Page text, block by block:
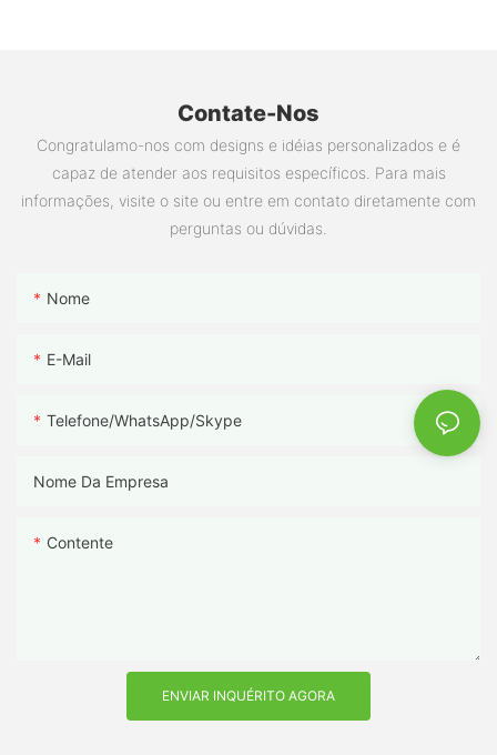
Contate-Nos
Congratulamo-nos com designs e idéias personalizados e é
capaz de atender aos requisitos específicos. Para mais
informações, visite o site ou entre em contato diretamente com
perguntas ou dúvidas.
Nome
E-Mail
Telefone/WhatsApp/Skype
Nome Da Empresa
Contente
ENVIAR INQUÉRITO AGORA